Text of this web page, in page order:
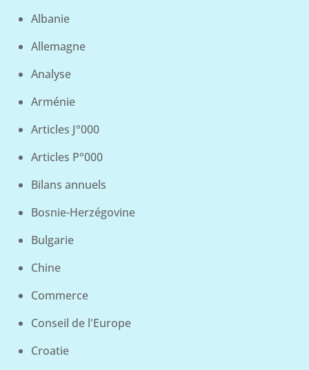
Albanie
Allemagne
Analyse
Arménie
Articles J°000
Articles P°000
Bilans annuels
Bosnie-Herzégovine
Bulgarie
Chine
Commerce
Conseil de l'Europe
Croatie